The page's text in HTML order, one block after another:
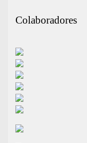
Colaboradores